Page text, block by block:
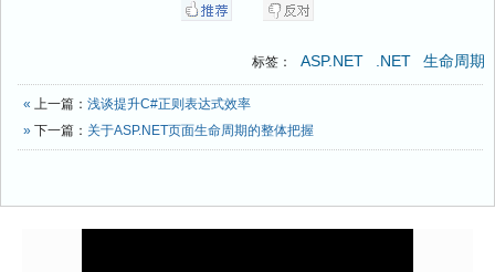
标签： ASP.NET .NET 生命周期
« 上一篇： 浅谈提升C#正则表达式效率
» 下一篇： 关于ASP.NET页面生命周期的整体把握